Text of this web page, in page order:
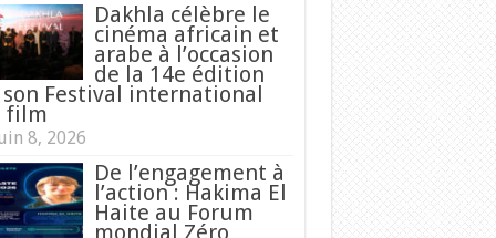
Dakhla célèbre le
cinéma africain et
arabe à l’occasion
de la 14e édition
son Festival international
film
8, 2026
De l’engagement à
l’action : Hakima El
Haite au Forum
mondial Zéro